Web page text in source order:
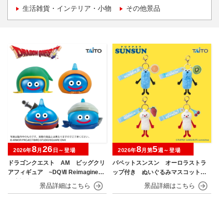
生活雑貨・インテリア・小物 その他景品
ドラゴンクエスト AM ビッグクリ
アフィギュア ~DQⅦ Reimagined
発売記念編~
2026年8月 26 日～登場
パペットスンスン オーロラストラ
ップ付き ぬいぐるみマスコット
フルーツver.
2026年8月第5週～登場